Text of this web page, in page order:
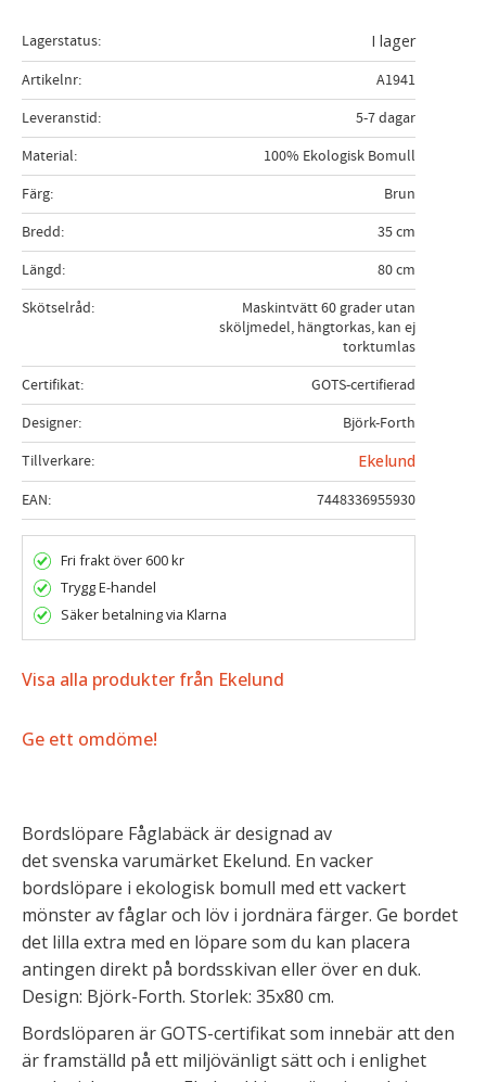
Lagerstatus
I lager
Artikelnr
A1941
Leveranstid
5-7 dagar
Material
100% Ekologisk Bomull
Färg
Brun
Bredd
35 cm
Längd
80 cm
Skötselråd
Maskintvätt 60 grader utan
sköljmedel, hängtorkas, kan ej
torktumlas
Certifikat
GOTS-certifierad
Designer
Björk-Forth
Tillverkare
Ekelund
EAN
7448336955930
Fri frakt över 600 kr
Trygg E-handel
Säker betalning via Klarna
Visa alla produkter från Ekelund
Ge ett omdöme!
Bordslöpare Fåglabäck är designad av
det svenska varumärket Ekelund. En vacker
bordslöpare i ekologisk bomull med ett vackert
mönster av fåglar och löv i jordnära färger. Ge bordet
det lilla extra med en löpare som du kan placera
antingen direkt på bordsskivan eller över en duk.
Design: Björk-Forth. Storlek: 35x80 cm.
Bordslöparen är GOTS-certifikat som innebär att den
är framställd på ett miljövänligt sätt och i enlighet